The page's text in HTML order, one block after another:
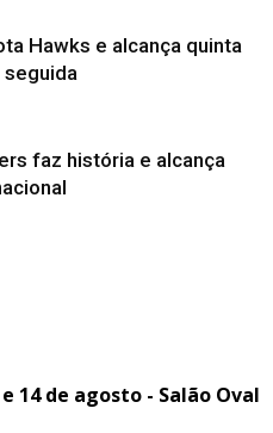
Hawks e alcança quinta
seguida
faz história e alcança
e 14 de agosto - Salão Oval